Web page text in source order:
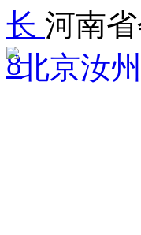
长 河南
8